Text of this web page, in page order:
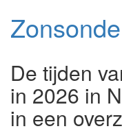
De tijden
in 2026 in
in een